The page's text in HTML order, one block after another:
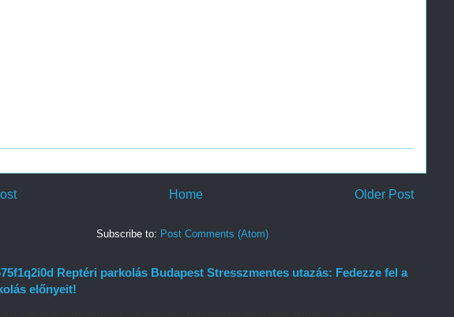
Older Post
Home
Subscribe to: Post Comments (Atom)
Reptéri parkolás Budapest Stresszmentes utazás: Fedezze fel a
előnyeit!